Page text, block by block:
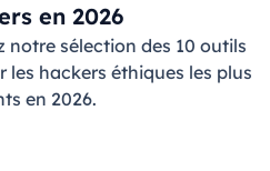
en 2026
notre sélection des 10 outils
les hackers éthiques les plus
en 2026.